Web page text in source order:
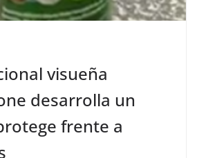
visueña
desarrolla un
frente a